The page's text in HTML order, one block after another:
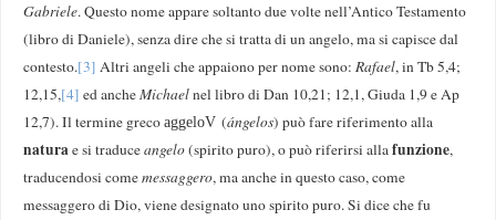
Gabriele. Questo nome appare soltanto due volte nell’Antico Testamento
(libro di Daniele), senza dire che si tratta di un angelo, ma si capisce dal
contesto.[3] Altri angeli che appaiono per nome sono:Rafael, in Tb 5,4;
12,15,[4] ed ancheMichaelnel libro di Dan 10,21; 12,1, Giuda 1,9 e Ap
12,7). Il termine grecoaggeloV (ángelos) può fare riferimento alla
naturae si traduceangelo(spirito puro), o può riferirsi allafunzione,
traducendosi comemessaggero, ma anche in questo caso, come
messaggero di Dio, viene designato uno spirito puro. Si dice che fu